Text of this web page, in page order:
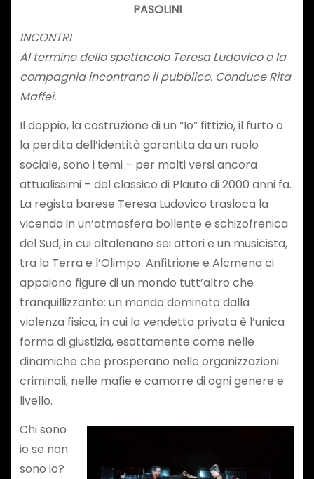
PASOLINI
INCONTRI
Al termine dello spettacolo Teresa Ludovico e la
compagnia incontrano il pubblico. Conduce Rita
Maffei.
Il doppio, la costruzione di un “Io” fittizio, il furto o
la perdita dell’identità garantita da un ruolo
sociale, sono i temi – per molti versi ancora
attualissimi – del classico di Plauto di 2000 anni fa.
La regista barese Teresa Ludovico trasloca la
vicenda in un’atmosfera bollente e schizofrenica
del Sud, in cui altalenano sei attori e un musicista,
tra la Terra e l’Olimpo. Anfitrione e Alcmena ci
appaiono figure di un mondo tutt’altro che
tranquillizzante: un mondo dominato dalla
violenza fisica, in cui la vendetta privata è l’unica
forma di giustizia, esattamente come nelle
dinamiche che prosperano nelle organizzazioni
criminali, nelle mafie e camorre di ogni genere e
livello.
Chi sono
io se non
sono io?